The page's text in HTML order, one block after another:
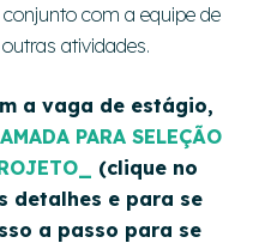
com a equipe de
atividades.
a vaga de estágio,
PARA SELEÇÃO
(clique no
detalhes e para se
a passo para se